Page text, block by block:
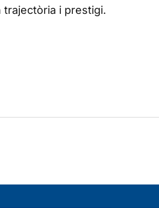
i prestigi.